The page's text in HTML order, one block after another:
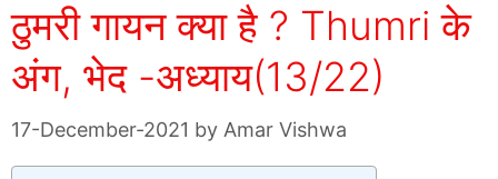
ठुमरी गायन क्या है ? Thumri के
अंग, भेद -अध्याय(13/22)
17-December-2021 by Amar Vishwa